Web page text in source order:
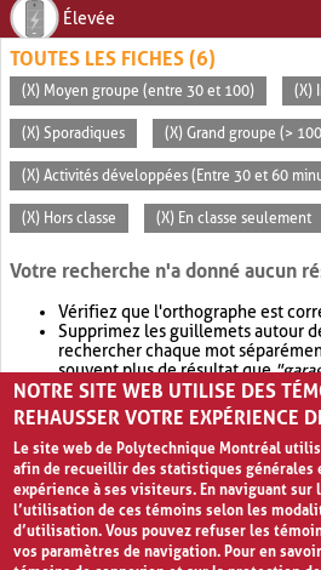
Élevée
TOUTES LES FICHES (6)
(X) Moyen groupe (entre 30 et 100) (X)
(X) Sporadiques (X) Grand groupe (>
(X) Activités développées (Entre 30 et 60
(X) Hors classe (X) En classe seulement
Votre recherche n'a donné aucun
Vérifiez que l'orthographe est
Supprimez les guillemets autour
rechercher chaque mot
souvent plus de résultat que
Envisagez d'élargir votre
retournera souvent plus de
NOTRE SITE WEB UTILISE DES
REHAUSSER VOTRE EXPÉRIENCE
Le site web de Polytechnique Montréal
afin de recueillir des statistiques
expérience à ses visiteurs. En naviguant sur
l’utilisation de ces témoins selon les
d’utilisation. Vous pouvez refuser les
vos paramètres de navigation. Pour en